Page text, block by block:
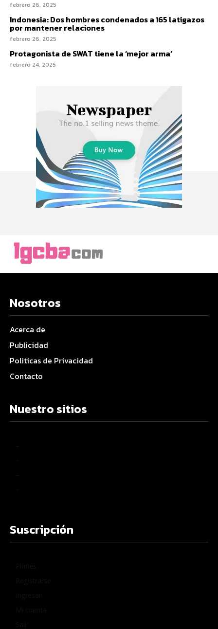
febrero 26, 2025
Indonesia: Dos hombres condenados a 165 latigazos
por mantener relaciones
febrero 26, 2025
Protagonista de SWAT tiene la ‘mejor arma’
febrero 24, 2025
Nosotros
Acerca de
Publicidad
Politicas de Privacidad
Contacto
Nuestro sitios
Suscripción